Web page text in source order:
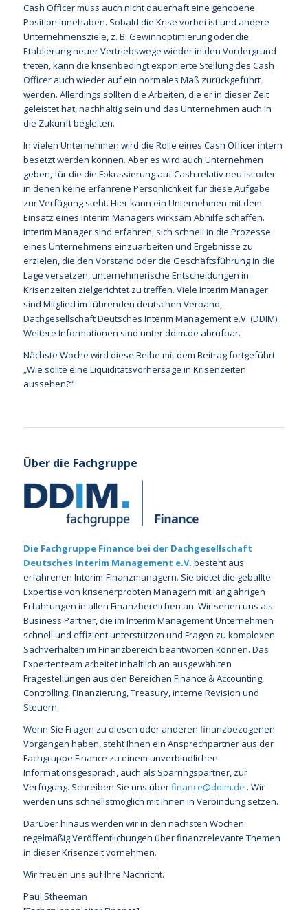
Cash Officer muss auch nicht dauerhaft eine gehobene
Position innehaben. Sobald die Krise vorbei ist und andere
Unternehmensziele, z. B. Gewinnoptimierung oder die
Etablierung neuer Vertriebswege wieder in den Vordergrund
treten, kann die krisenbedingt exponierte Stellung des Cash
Officer auch wieder auf ein normales Maß zurückgeführt
werden. Allerdings sollten die Arbeiten, die er in dieser Zeit
geleistet hat, nachhaltig sein und das Unternehmen auch in
die Zukunft begleiten.
In vielen Unternehmen wird die Rolle eines Cash Officer intern
besetzt werden können. Aber es wird auch Unternehmen
geben, für die die Fokussierung auf Cash relativ neu ist oder
in denen keine erfahrene Persönlichkeit für diese Aufgabe
zur Verfügung steht. Hier kann ein Unternehmen mit dem
Einsatz eines Interim Managers wirksam Abhilfe schaffen.
Interim Manager sind erfahren, sich schnell in die Prozesse
eines Unternehmens einzuarbeiten und Ergebnisse zu
erzielen, die den Vorstand oder die Geschäftsführung in die
Lage versetzen, unternehmerische Entscheidungen in
Krisenzeiten zielgerichtet zu treffen. Viele Interim Manager
sind Mitglied im führenden deutschen Verband,
Dachgesellschaft Deutsches Interim Management e.V. (DDIM).
Weitere Informationen sind unter ddim.de abrufbar.
Nächste Woche wird diese Reihe mit dem Beitrag fortgeführt
„Wie sollte eine Liquiditätsvorhersage in Krisenzeiten
aussehen?“
Über die Fachgruppe
Die Fachgruppe Finance bei der Dachgesellschaft
Deutsches Interim Management e.V. besteht aus
erfahrenen Interim-Finanzmanagern. Sie bietet die geballte
Expertise von krisenerprobten Managern mit langjährigen
Erfahrungen in allen Finanzbereichen an. Wir sehen uns als
Business Partner, die im Interim Management Unternehmen
schnell und effizient unterstützen und Fragen zu komplexen
Sachverhalten im Finanzbereich beantworten können. Das
Expertenteam arbeitet inhaltlich an ausgewählten
Fragestellungen aus den Bereichen Finance & Accounting,
Controlling, Finanzierung, Treasury, interne Revision und
Steuern.
Wenn Sie Fragen zu diesen oder anderen finanzbezogenen
Vorgängen haben, steht Ihnen ein Ansprechpartner aus der
Fachgruppe Finance zu einem unverbindlichen
Informationsgespräch, auch als Sparringspartner, zur
Verfügung. Schreiben Sie uns überfinance@ddim.de . Wir
werden uns schnellstmöglich mit Ihnen in Verbindung setzen.
Darüber hinaus werden wir in den nächsten Wochen
regelmäßig Veröffentlichungen über finanzrelevante Themen
in dieser Krisenzeit vornehmen.
Wir freuen uns auf Ihre Nachricht.
Paul Stheeman